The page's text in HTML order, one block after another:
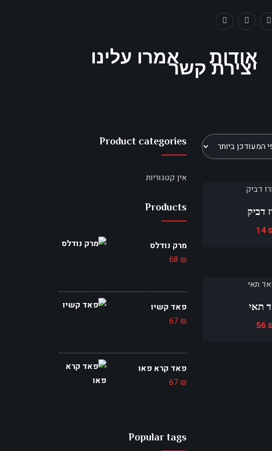
אודות אמרו עלינו
יצירת קשר
דביק
14
תאי
56
Product categories
אין קטגוריות
Products
מרק נודלס
68 ₪
פאד קשיו
67 ₪
פאד קרא פאו
67 ₪
Popular tags